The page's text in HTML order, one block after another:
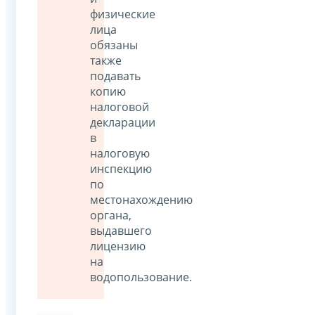
физические
лица
обязаны
также
подавать
копию
налоговой
декларации
в
налоговую
инспекцию
по
местонахождению
органа,
выдавшего
лицензию
на
водопользование.